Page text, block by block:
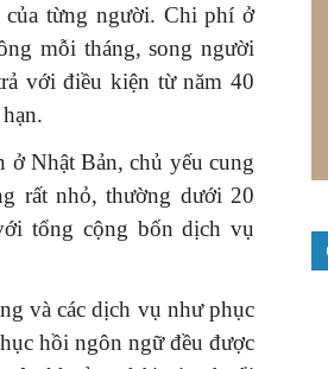
của từng người. Chi phí ở
mỗi tháng, song người
với điều kiện từ năm 40
ở Nhật Bản, chủ yếu cung
rất nhỏ, thường dưới 20
tổng cộng bốn dịch vụ
và các dịch vụ như phục
hồi ngôn ngữ đều được